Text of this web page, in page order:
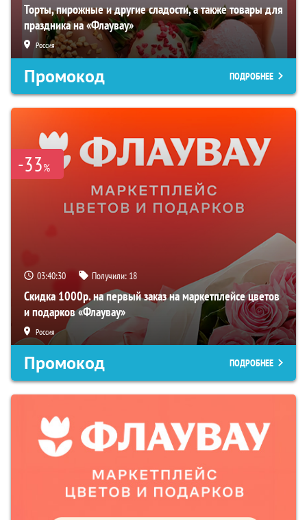
Торты, пирожные и другие сладости, а также товары для
праздника на «Флаувау»
Россия
Промокод ПОДРОБНЕЕ
-33%
03:40:29 Получили: 18
Скидка 1000р. на первый заказ на маркетплейсе цветов
и подарков «Флаувау»
Россия
Промокод ПОДРОБНЕЕ